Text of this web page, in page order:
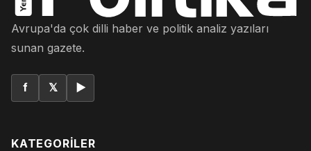
Avrupa'da çok dilli haber ve politik analiz yazıları
sunan gazete.
f 𝕏 ▶
KATEGORILER